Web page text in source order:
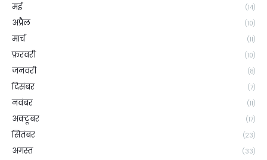
मई (14)
अप्रैल (10)
मार्च (11)
फ़रवरी (10)
जनवरी (8)
दिसंबर (7)
नवंबर (11)
अक्टूबर (17)
सितंबर (23)
अगस्त (33)